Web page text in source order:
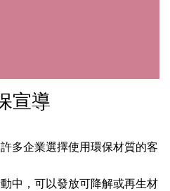
宣導
多企業選擇使用環保材質的客
中，可以發放可降解或再生材